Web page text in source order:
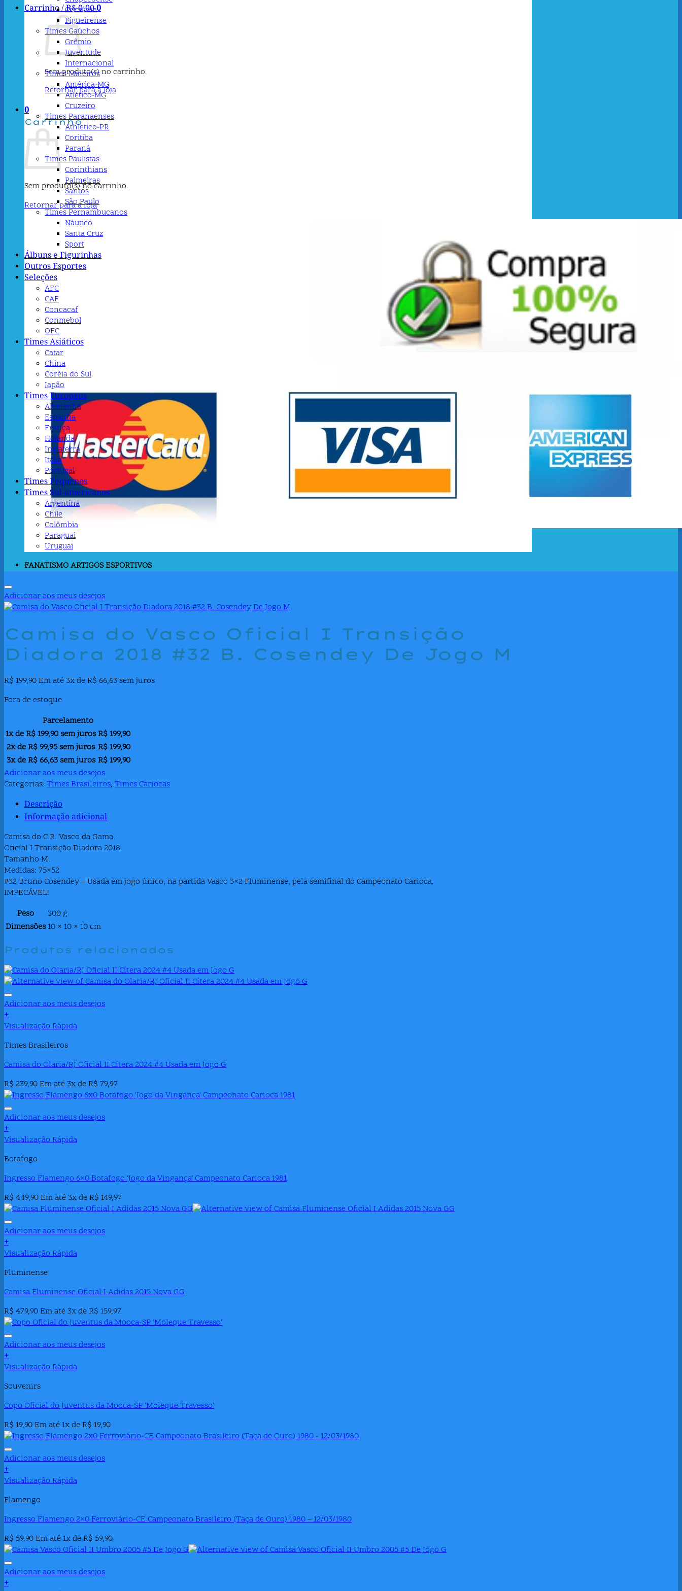
Carrinho /R$0,000
Sem produto(s) no carrinho.
Retornar para a loja
0
Carrinho
Sem produto(s) no carrinho.
Retornar para a loja
Criciúma
Figueirense
Times Gaúchos
Grêmio
Juventude
Internacional
Times Mineiros
América-MG
Atlético-MG
Cruzeiro
Times Paranaenses
Athletico-PR
Coritiba
Paraná
Times Paulistas
Corinthians
Palmeiras
Santos
São Paulo
Times Pernambucanos
Náutico
Santa Cruz
Sport
Álbuns e Figurinhas
Outros Esportes
Seleções
AFC
CAF
Concacaf
Conmebol
OFC
Times Asiáticos
Catar
China
Coréia do Sul
Japão
Times Europeus
Alemanha
Espanha
França
Holanda
Inglaterra
Itália
Portugal
Times Pequenos
Times Sul-americanos
Argentina
Chile
Colômbia
Paraguai
Uruguai
FANATISMO ARTIGOS ESPORTIVOS
Adicionar aos meus desejos
Camisa do Vasco Oficial I Transição
Diadora 2018 #32 B. Cosendey De Jogo M
R$ 199,90Em até 3x deR$ 66,63 sem juros
Fora de estoque
Parcelamento
1x de R$199,90sem juros R$199,90
2x de R$99,95sem juros R$199,90
3x de R$66,63sem juros R$199,90
Adicionar aos meus desejos
Categorias: Times Brasileiros, Times Cariocas
Descrição
Informação adicional
Camisa do C.R. Vasco da Gama.
Oficial I Transição Diadora 2018.
Tamanho M.
Medidas: 75×52
#32 Bruno Cosendey – Usada em jogo único, na partida Vasco 3×2 Fluminense, pela semifinal do Campeonato Carioca.
IMPECÁVEL!
Peso
300 g
Dimensões 10 × 10 × 10 cm
Produtos relacionados
Adicionar aos meus desejos
+
Visualização Rápida
Times Brasileiros
Camisa do Olaria/RJ Oficial II Cítera 2024 #4 Usada em Jogo G
R$ 239,90Em até 3x deR$ 79,97
Adicionar aos meus desejos
+
Visualização Rápida
Botafogo
Ingresso Flamengo 6×0 Botafogo ‘Jogo da Vingança’ Campeonato Carioca 1981
R$ 449,90Em até 3x deR$ 149,97
Adicionar aos meus desejos
+
Visualização Rápida
Fluminense
Camisa Fluminense Oficial I Adidas 2015 Nova GG
R$ 479,90Em até 3x deR$ 159,97
Adicionar aos meus desejos
+
Visualização Rápida
Souvenirs
Copo Oficial do Juventus da Mooca-SP ‘Moleque Travesso’
R$ 19,90Em até 1x deR$ 19,90
Adicionar aos meus desejos
+
Visualização Rápida
Flamengo
Ingresso Flamengo 2×0 Ferroviário-CE Campeonato Brasileiro (Taça de Ouro) 1980 – 12/03/1980
R$ 59,90Em até 1x deR$ 59,90
Adicionar aos meus desejos
+